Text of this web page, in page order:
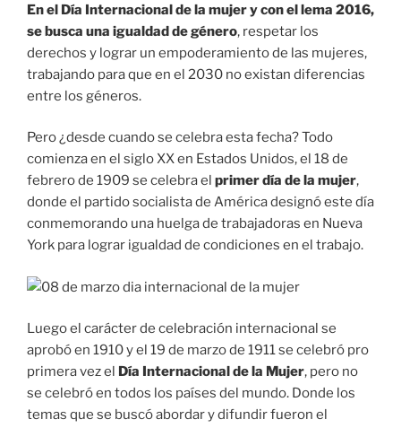
En el Día Internacional de la mujer y con el lema 2016,
se busca una igualdad de género, respetar los
derechos y lograr un empoderamiento de las mujeres,
trabajando para que en el 2030 no existan diferencias
entre los géneros.
Pero ¿desde cuando se celebra esta fecha? Todo
comienza en el siglo XX en Estados Unidos, el 18 de
febrero de 1909 se celebra el primer día de la mujer,
donde el partido socialista de América designó este día
conmemorando una huelga de trabajadoras en Nueva
York para lograr igualdad de condiciones en el trabajo.
Luego el carácter de celebración internacional se
aprobó en 1910 y el 19 de marzo de 1911 se celebró pro
primera vez el Día Internacional de la Mujer, pero no
se celebró en todos los países del mundo. Donde los
temas que se buscó abordar y difundir fueron el